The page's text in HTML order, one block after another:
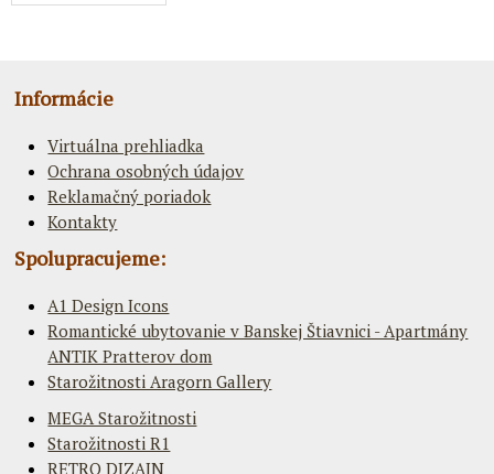
Informácie
Virtuálna prehliadka
Ochrana osobných údajov
Reklamačný poriadok
Kontakty
Spolupracujeme:
A1 Design Icons
Romantické ubytovanie v Banskej Štiavnici - Apartmány
ANTIK Pratterov dom
Starožitnosti Aragorn Gallery
MEGA Starožitnosti
Starožitnosti R1
RETRO DIZAJN